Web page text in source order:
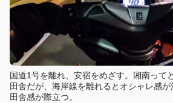
国道1号を離れ、安宿をめざす。湘南って
田舎だが、海岸線を離れるとオシャレ感
田舎感が際立つ。